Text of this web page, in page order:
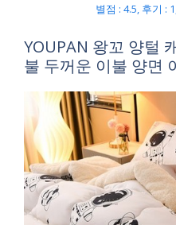
별점 : 4.5, 후기 :
YOUPAN 왕꼬 양털
불 두꺼운 이불 양면